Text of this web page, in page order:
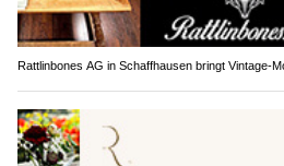
Rattlinbones AG in Schaffhausen bringt Vintage-